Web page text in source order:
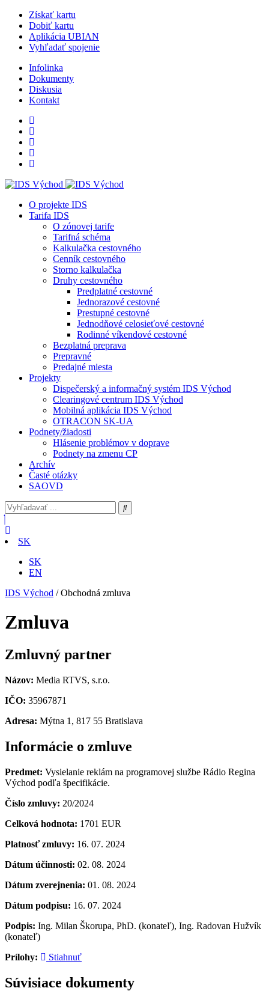
Získať kartu
Dobiť kartu
Aplikácia UBIAN
Vyhľadať spojenie
Infolinka
Dokumenty
Diskusia
Kontakt
O projekte IDS
Tarifa IDS
O zónovej tarife
Tarifná schéma
Kalkulačka cestovného
Cenník cestovného
Storno kalkulačka
Druhy cestovného
Predplatné cestovné
Jednorazové cestovné
Prestupné cestovné
Jednodňové celosieťové cestovné
Rodinné víkendové cestovné
Bezplatná preprava
Prepravné
Predajné miesta
Projekty
Dispečerský a informačný systém IDS Východ
Clearingové centrum IDS Východ
Mobilná aplikácia IDS Východ
OTRACON SK-UA
Podnety/žiadosti
Hlásenie problémov v doprave
Podnety na zmenu CP
Archív
Časté otázky
SAOVD
SK
SK
EN
IDS Východ /Obchodná zmluva
Zmluva
Zmluvný partner
Názov: Media RTVS, s.r.o.
IČO: 35967871
Adresa: Mýtna 1, 817 55 Bratislava
Informácie o zmluve
Predmet: Vysielanie reklám na programovej službe Rádio Regina
Východ podľa špecifikácie.
Číslo zmluvy: 20/2024
Celková hodnota: 1701 EUR
Platnosť zmluvy: 16. 07. 2024
Dátum účinnosti: 02. 08. 2024
Dátum zverejnenia: 01. 08. 2024
Dátum podpisu: 16. 07. 2024
Podpis: Ing. Milan Škorupa, PhD. (konateľ), Ing. Radovan Hužvík
(konateľ)
Prílohy:
Stiahnuť
Súvisiace dokumenty